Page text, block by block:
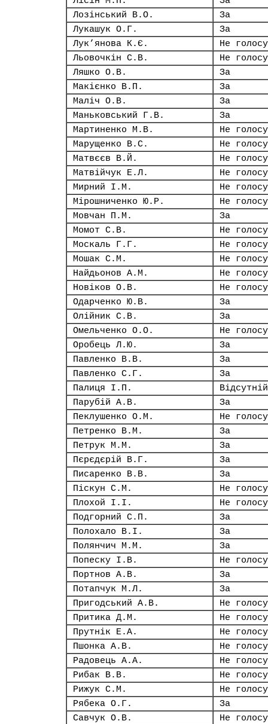
Лозінський В.О.
За
Лукашук О.Г.
За
Лук’янова К.Є.
Не
Льовочкін С.В.
Не
Ляшко О.В.
За
Макієнко В.П.
За
Маліч О.В.
За
Маньковський Г.В.
За
Мартиненко М.В.
Не
Марущенко В.С.
Не
Матвєєв В.Й.
Не
Матвійчук Е.Л.
Не
Мирний І.М.
Не
Мірошниченко Ю.Р.
Не
Мовчан П.М.
За
Момот С.В.
Не
Москаль Г.Г.
Не
Мошак С.М.
Не
Найдьонов А.М.
Не
Новіков О.В.
Не
Одарченко Ю.В.
За
Олійник С.В.
За
Омельченко О.О.
Не
Оробець Л.Ю.
За
Павленко В.В.
За
Павленко С.Г.
За
Палиця І.П.
Відсутній
Парубій А.В.
За
Пеклушенко О.М.
Не
Петренко В.М.
За
Петрук М.М.
За
Пєрєдєрій В.Г.
За
Писаренко В.В.
За
Піскун С.М.
Не
Плохой І.І.
Не
Подгорний С.П.
За
Полохало В.І.
За
Полянчич М.М.
За
Попеску І.В.
Не
Портнов А.В.
За
Потапчук М.Л.
За
Пригодський А.В.
Не
Притика Д.М.
Не
Прутнік Е.А.
Не
Пшонка А.В.
Не
Радовець А.А.
Не
Рибак В.В.
Не
Рижук С.М.
Не
Рябека О.Г.
За
Савчук О.В.
Не